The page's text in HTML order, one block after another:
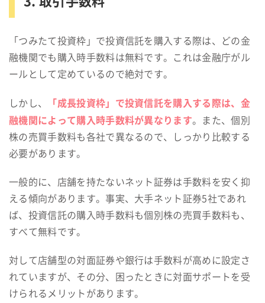
「つみたて投資枠」で投資信託を購入する際は、どの金
融機関でも購入時手数料は無料です。これは金融庁がル
ールとして定めているので絶対です。
しかし、
「成長投資枠」で投資信託を購入する際は、金
融機関によって購入時手数料が異なります。また、個別
株の売買手数料も各社で異なるので、しっかり比較する
必要があります。
一般的に、店舗を持たないネット証券は手数料を安く抑
える傾向があります。事実、大手ネット証券5社であれ
ば、投資信託の購入時手数料も個別株の売買手数料も、
すべて無料です。
対して店舗型の対面証券や銀行は手数料が高めに設定さ
れていますが、その分、困ったときに対面サポートを受
けられるメリットがあります。